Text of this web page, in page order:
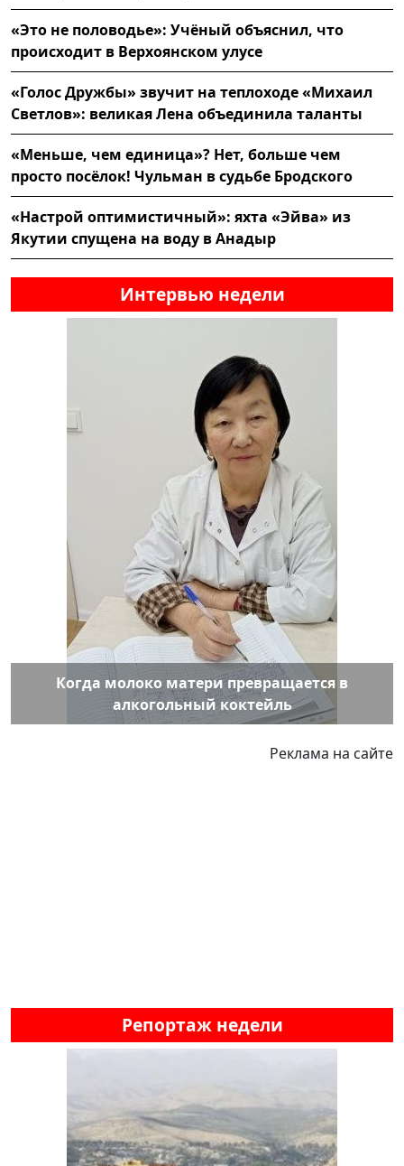
«Это не половодье»: Учёный объяснил, что
происходит в Верхоянском улусе
«Голос Дружбы» звучит на теплоходе «Михаил
Светлов»: великая Лена объединила таланты
«Меньше, чем единица»? Нет, больше чем
просто посёлок! Чульман в судьбе Бродского
«Настрой оптимистичный»: яхта «Эйва» из
Якутии спущена на воду в Анадыр
Интервью недели
Когда молоко матери превращается в
алкогольный коктейль
Реклама на сайте
Репортаж недели